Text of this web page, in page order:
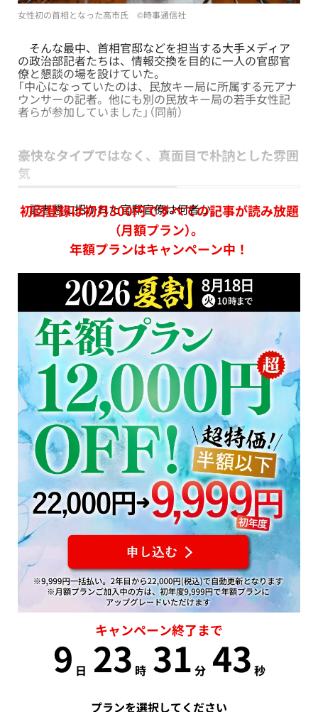
女性初の首相となった高市氏 ©時事通信社
そんな最中、首相官邸などを担当する大手メディア
の政治部記者たちは、情報交換を目的に一人の官邸官
僚と懇談の場を設けていた。
「中心になっていたのは、民放キー局に所属する元アナ
ウンサーの記者。他にも別の民放キー局の若手女性記
者らが参加していました」（同前）
豪快なタイプではなく、真面目で朴訥とした雰囲
気
記者懇に招かれた官邸官僚は何者か。
初回登録は初月300円ですべての記事が読み放題
（月額プラン）。
年額プランはキャンペーン中！
キャンペーン終了まで
9 日 23 時 31 分 43 秒
プランを選択してください